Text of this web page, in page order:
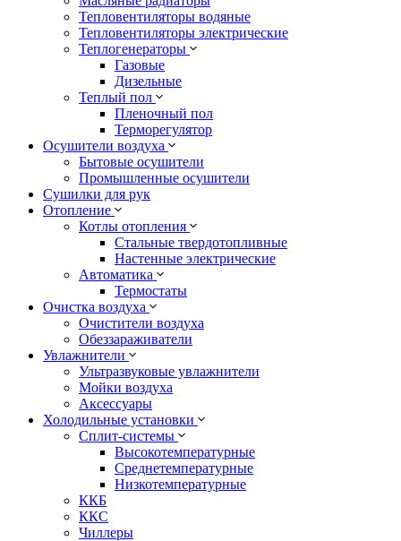
Тепловентиляторы водяные
Тепловентиляторы электрические
Теплогенераторы
Газовые
Дизельные
Теплый пол
Пленочный пол
Терморегулятор
Осушители воздуха
Бытовые осушители
Промышленные осушители
Сушилки для рук
Отопление
Котлы отопления
Стальные твердотопливные
Настенные электрические
Автоматика
Термостаты
Очистка воздуха
Очистители воздуха
Обеззараживатели
Увлажнители
Ультразвуковые увлажнители
Мойки воздуха
Аксессуары
Холодильные установки
Сплит-системы
Высокотемпературные
Среднетемпературные
Низкотемпературные
ККБ
ККС
Чиллеры